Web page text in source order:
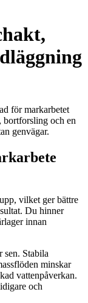
för markarbetet
bortforsling och en
genvägar.
vilket ger bättre
Du hinner
innan
sen. Stabila
minskar
vattenpåverkan.
och